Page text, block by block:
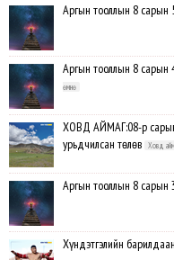
Аргын тооллын 8 сарын
Аргын тооллын 8 сарын
өмнө
ХОВД АЙМАГ:08-р сарын
урьдчилсан төлөв
Ховд
Аргын тооллын 8 сарын
Хүндэтгэлийн